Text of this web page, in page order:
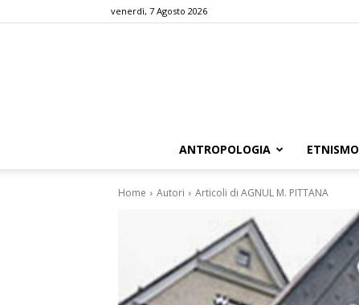
venerdì, 7 Agosto 2026
ANTROPOLOGIA ETNISMO
Home Autori Articoli di AGNUL M. PITTANA